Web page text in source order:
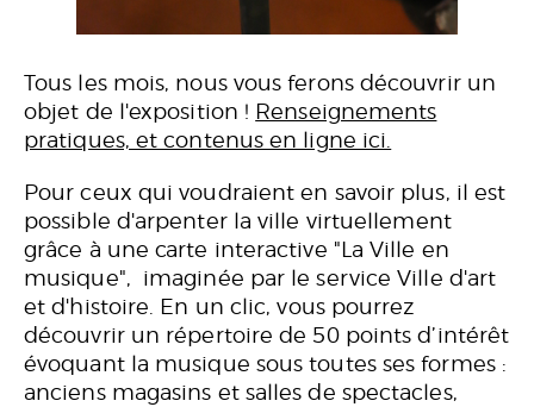
Tous les mois, nous vous ferons découvrir un
objet de l'exposition ! Renseignements
pratiques, et contenus en ligne ici.
Pour ceux qui voudraient en savoir plus, il est
possible d'arpenter la ville virtuellement
grâce à une carte interactive "La Ville en
musique", imaginée par le service Ville d'art
et d'histoire. En un clic, vous pourrez
découvrir un répertoire de 50 points d’intérêt
évoquant la musique sous toutes ses formes :
anciens magasins et salles de spectacles,